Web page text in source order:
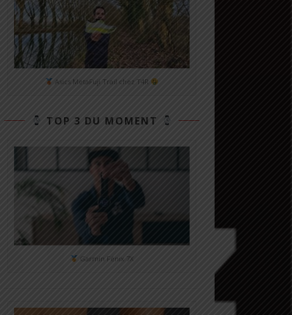
Asics MetaFuji Trail chez T4R
TOP 3 DU MOMENT
Garmin Fénix 7X